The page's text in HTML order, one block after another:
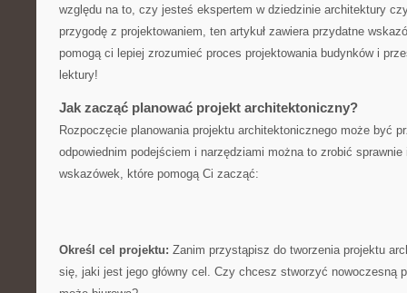
względu na to, czy jesteś ekspertem w dziedzinie architektury
przygodę z projektowaniem, ten artykuł zawiera‌ przydatne
pomogą ci lepiej zrozumieć proces projektowania budynków i
lektury!
Jak zacząć planować projekt architektoniczny?
Rozpoczęcie⁣ planowania projektu architektonicznego może być
odpowiednim podejściem i narzędziami można to zrobić
wskazówek, które pomogą Ci zacząć:
Określ cel projektu: Zanim przystąpisz do tworzenia projektu
się, jaki jest jego główny cel. Czy chcesz stworzyć nowoczesną